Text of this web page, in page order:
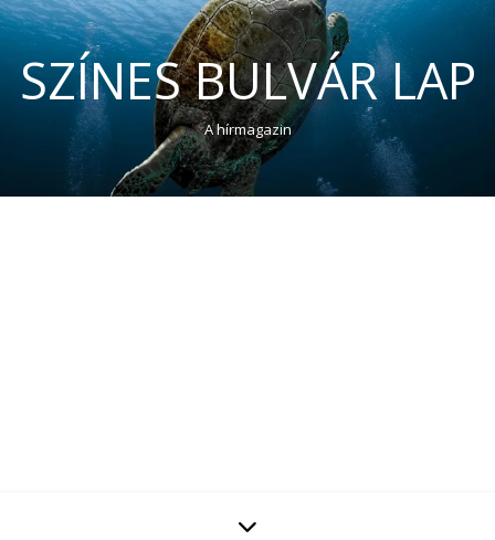
SZÍNES BULVÁR LAP
A hírmagazin